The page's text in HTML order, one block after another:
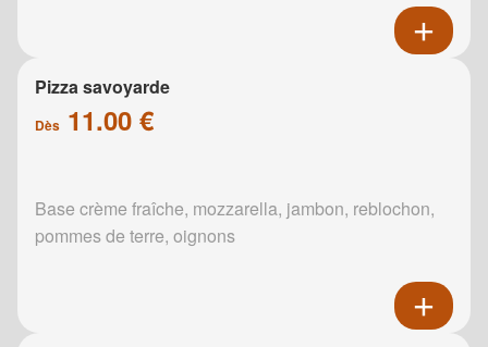
Pizza savoyarde
Dès 11.00 €
Base crème fraîche, mozzarella, jambon, reblochon,
pommes de terre, oignons